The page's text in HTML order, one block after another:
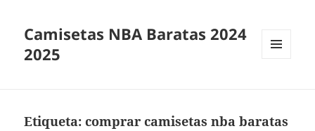
Camisetas NBA Baratas 2024
2025
Etiqueta:comprar camisetas nba baratas